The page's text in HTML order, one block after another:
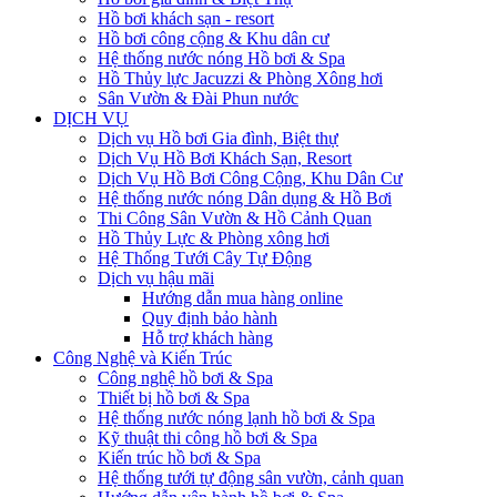
Hồ bơi khách sạn - resort
Hồ bơi công cộng & Khu dân cư
Hệ thống nước nóng Hồ bơi & Spa
Hồ Thủy lực Jacuzzi & Phòng Xông hơi
Sân Vườn & Đài Phun nước
DỊCH VỤ
Dịch vụ Hồ bơi Gia đình, Biệt thự
Dịch Vụ Hồ Bơi Khách Sạn, Resort
Dịch Vụ Hồ Bơi Công Cộng, Khu Dân Cư
Hệ thống nước nóng Dân dụng & Hồ Bơi
Thi Công Sân Vườn & Hồ Cảnh Quan
Hồ Thủy Lực & Phòng xông hơi
Hệ Thống Tưới Cây Tự Động
Dịch vụ hậu mãi
Hướng dẫn mua hàng online
Quy định bảo hành
Hỗ trợ khách hàng
Công Nghệ và Kiến Trúc
Công nghệ hồ bơi & Spa
Thiết bị hồ bơi & Spa
Hệ thống nước nóng lạnh hồ bơi & Spa
Kỹ thuật thi công hồ bơi & Spa
Kiến trúc hồ bơi & Spa
Hệ thống tưới tự động sân vườn, cảnh quan